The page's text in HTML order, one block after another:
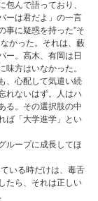
包んで語っており、
ーは君だよ」の一言
事に疑惑を持った”そ
かった。それは、藪
ー。高木、有岡は日
方はいなかった。
、心配して気遣い続
れないはず。人はハ
る。その選択肢の中
ば「大学進学」とい
ループに成長してほ
ている時だけは、毒舌
たら、それは正しい